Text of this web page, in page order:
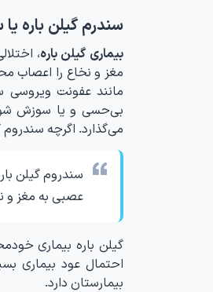
سندرم گیلن باره
بیماری گیلن باره،
مغز و نخاع را اعصاب
مانند عفونت ویروسی
بی‌حسی و یا سوزش شود
می‌گذارد. اگرچه
سندروم گیلن
عصبی به مغز و
احتمال عود بیماری
بیمارستان دارد.